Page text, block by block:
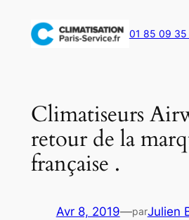
01 85 09 35
Climatiseurs
retour de la
française .
Avr 8, 2019—parJulien